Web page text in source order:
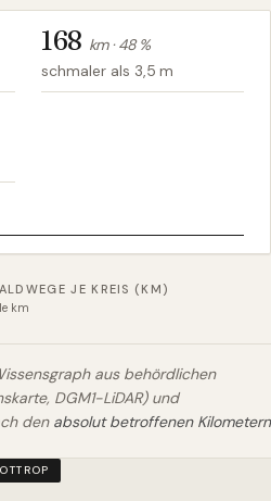
168 km ·48%
schmaler als 3,5 m
JE KREIS (KM)
km
aus behördlichen
DGM1-LiDAR) und
den absolut betroffenen Kilometern